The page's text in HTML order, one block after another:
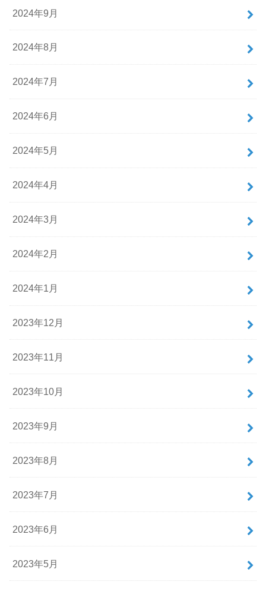
2024年9月
2024年8月
2024年7月
2024年6月
2024年5月
2024年4月
2024年3月
2024年2月
2024年1月
2023年12月
2023年11月
2023年10月
2023年9月
2023年8月
2023年7月
2023年6月
2023年5月